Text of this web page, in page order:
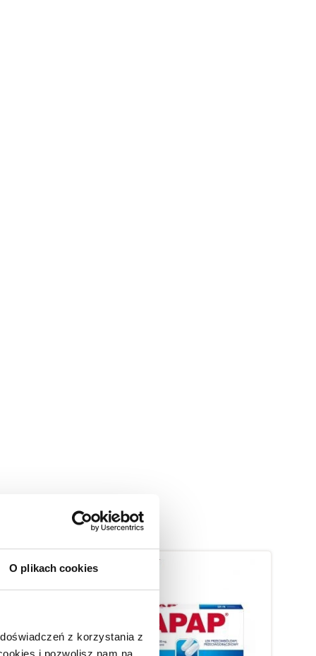
O plikach cookies
z korzystania z
i pozwolisz nam na